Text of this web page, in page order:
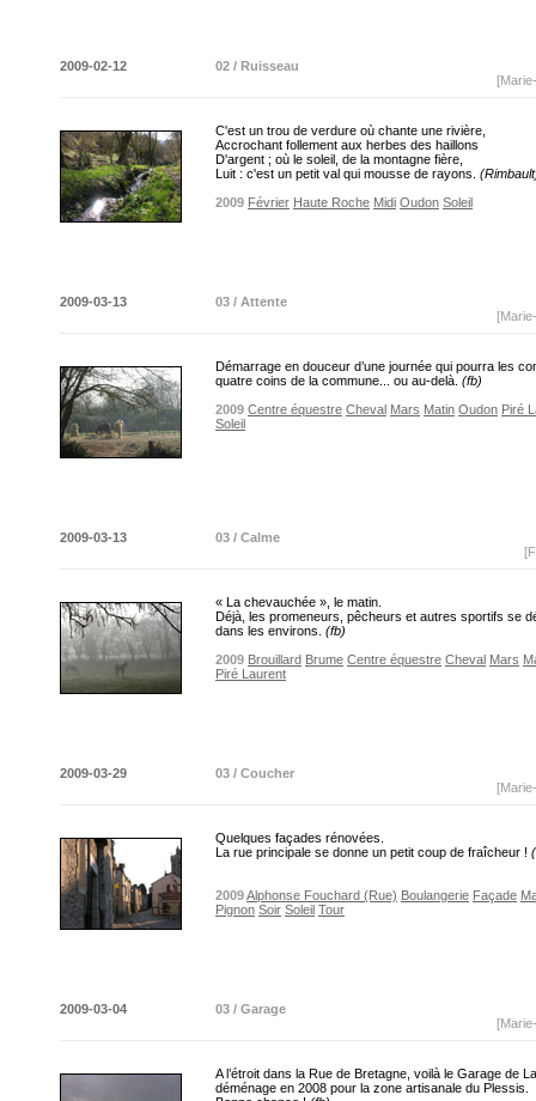
2009-02-12
02 / Ruisseau
C'est un trou de verdure où chante une rivière,
Accrochant follement aux herbes des haillons
D'argent ; où le soleil, de la montagne fière,
Luit : c'est un petit val qui mousse de rayons.
2009 Février Haute Roche Midi Oudon Soleil
2009-03-13
03 / Attente
Démarrage en douceur d’une journée qui pourra les
quatre coins de la commune... ou au-delà. (fb)
2009 Centre équestre Cheval Mars Matin Oudon Piré
Soleil
2009-03-13
03 / Calme
« La chevauchée », le matin.
Déjà, les promeneurs, pêcheurs et autres sportifs se
dans les environs. (fb)
2009 Brouillard Brume Centre équestre Cheval Mars
Piré Laurent
2009-03-29
03 / Coucher
Quelques façades rénovées.
La rue principale se donne un petit coup de fraîcheur !
2009Alphonse Fouchard (Rue) Boulangerie Façade
Pignon Soir Soleil Tour
2009-03-04
03 / Garage
A l’étroit dans la Rue de Bretagne, voilà le Garage de
déménage en 2008 pour la zone artisanale du Plessis.